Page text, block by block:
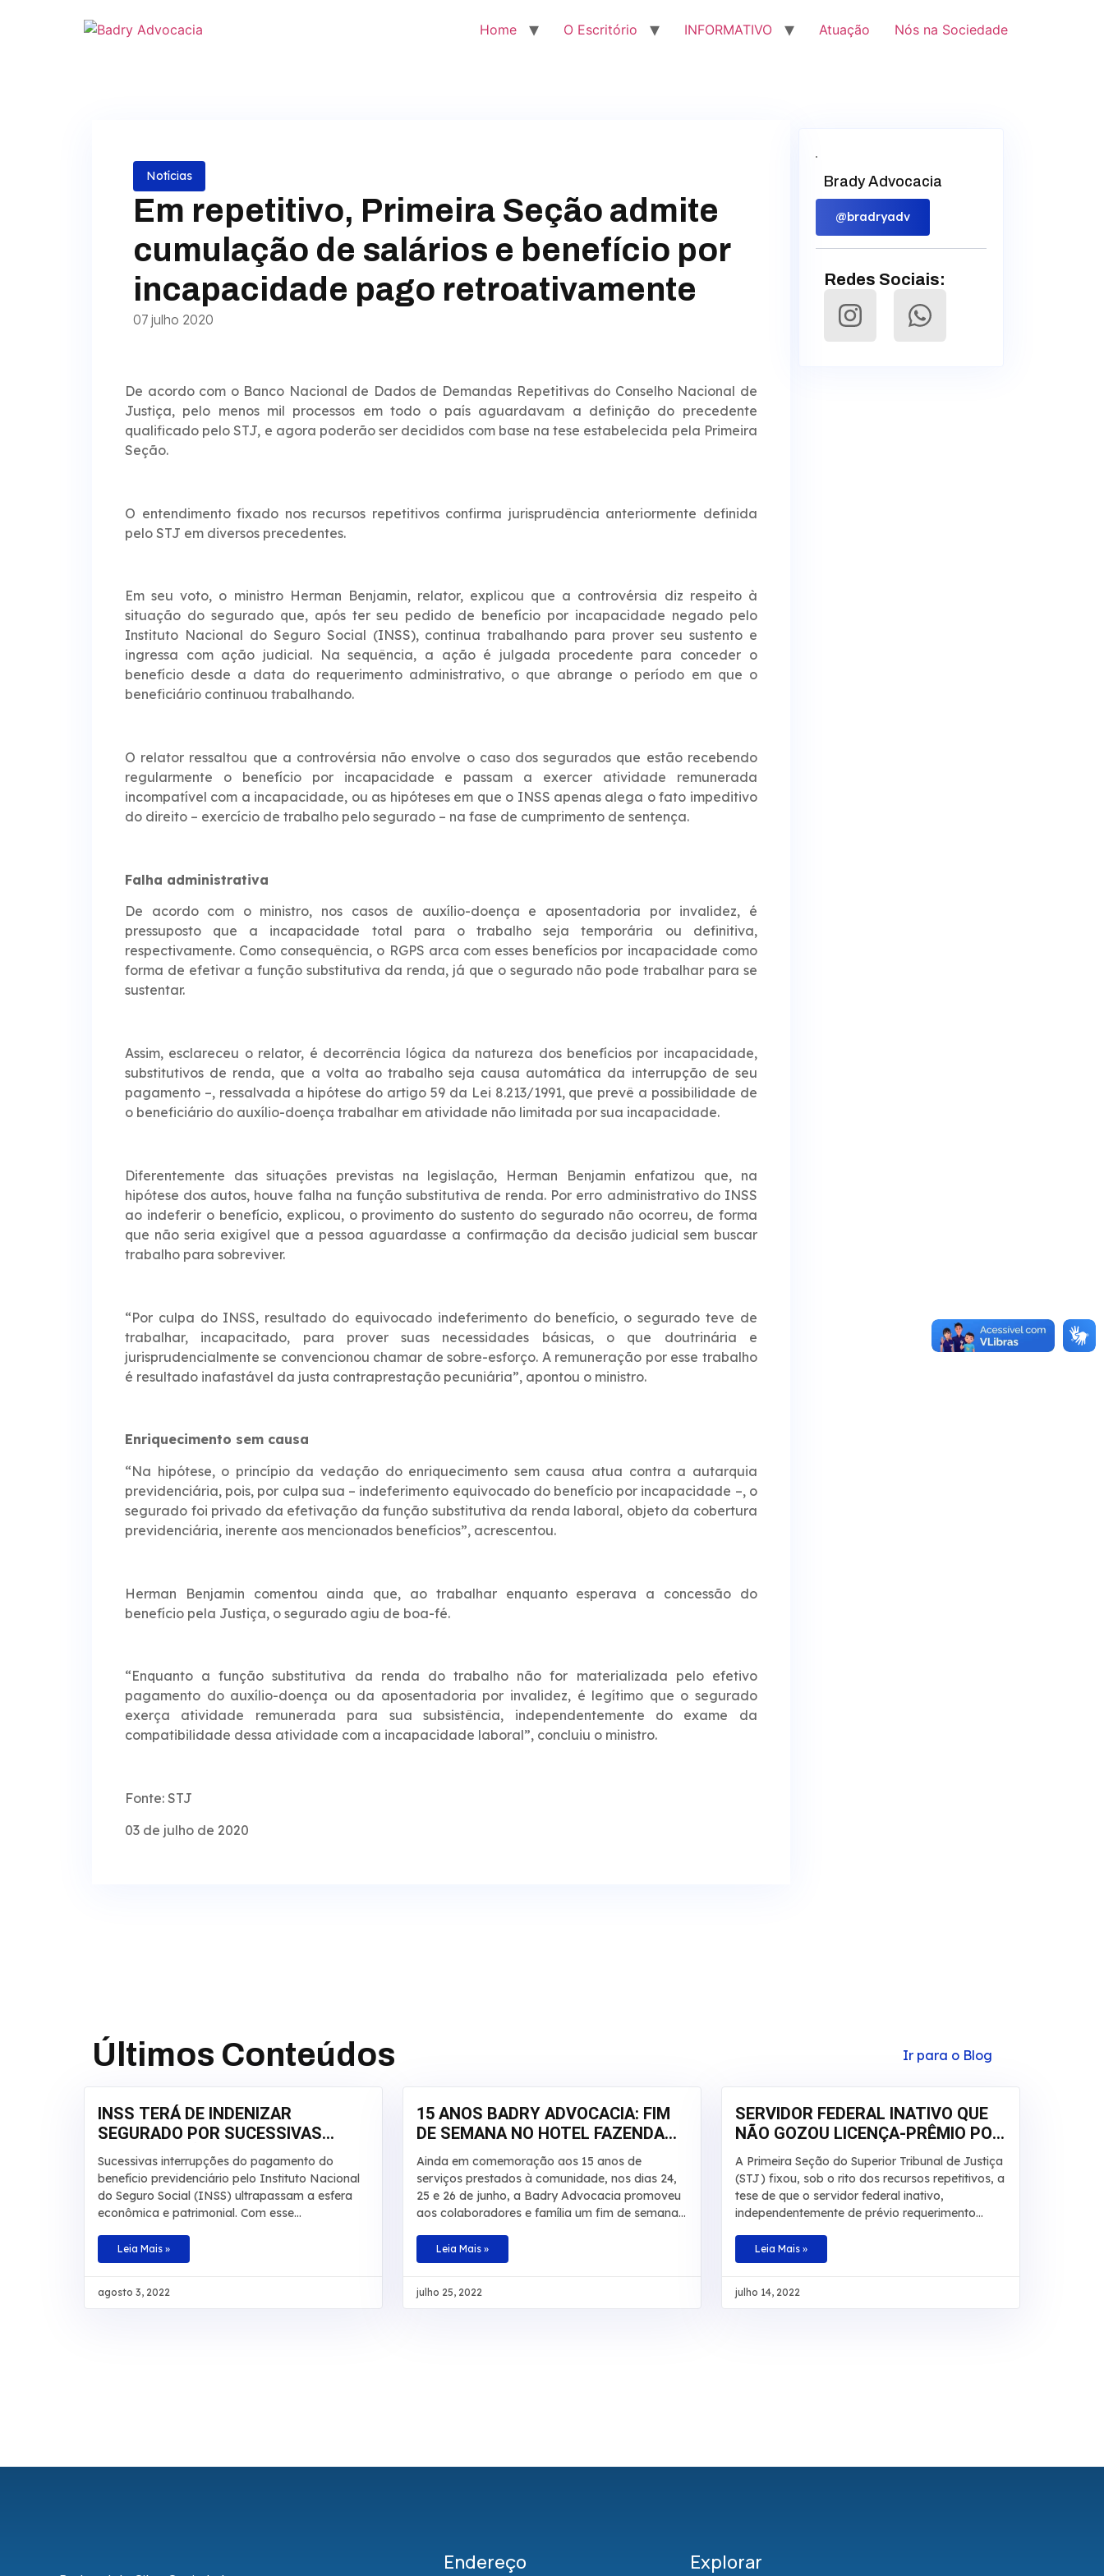
Home O Escritório INFORMATIVO Atuação Nós na Sociedade
Notícias
Em repetitivo, Primeira Seção admite
cumulação de salários e benefício por
incapacidade pago retroativamente
07 julho 2020
De acordo com o Banco Nacional de Dados de Demandas Repetitivas do Conselho Nacional de
Justiça, pelo menos mil processos em todo o país aguardavam a definição do precedente
qualificado pelo STJ, e agora poderão ser decididos com base na tese estabelecida pela Primeira
Seção.
O entendimento fixado nos recursos repetitivos confirma jurisprudência anteriormente definida
pelo STJ em diversos precedentes.
Em seu voto, o ministro Herman Benjamin, relator, explicou que a controvérsia diz respeito à
situação do segurado que, após ter seu pedido de benefício por incapacidade negado pelo
Instituto Nacional do Seguro Social (INSS), continua trabalhando para prover seu sustento e
ingressa com ação judicial. Na sequência, a ação é julgada procedente para conceder o
benefício desde a data do requerimento administrativo, o que abrange o período em que o
beneficiário continuou trabalhando.
O relator ressaltou que a controvérsia não envolve o caso dos segurados que estão recebendo
regularmente o benefício por incapacidade e passam a exercer atividade remunerada
incompatível com a incapacidade, ou as hipóteses em que o INSS apenas alega o fato impeditivo
do direito – exercício de trabalho pelo segurado – na fase de cumprimento de sentença.
Falha administrativa
De acordo com o ministro, nos casos de auxílio-doença e aposentadoria por invalidez, é
pressuposto que a incapacidade total para o trabalho seja temporária ou definitiva,
respectivamente. Como consequência, o RGPS arca com esses benefícios por incapacidade como
forma de efetivar a função substitutiva da renda, já que o segurado não pode trabalhar para se
sustentar.
Assim, esclareceu o relator, é decorrência lógica da natureza dos benefícios por incapacidade,
substitutivos de renda, que a volta ao trabalho seja causa automática da interrupção de seu
pagamento –, ressalvada a hipótese do artigo 59 da Lei 8.213/1991, que prevê a possibilidade de
o beneficiário do auxílio-doença trabalhar em atividade não limitada por sua incapacidade.
Diferentemente das situações previstas na legislação, Herman Benjamin enfatizou que, na
hipótese dos autos, houve falha na função substitutiva de renda. Por erro administrativo do INSS
ao indeferir o benefício, explicou, o provimento do sustento do segurado não ocorreu, de forma
que não seria exigível que a pessoa aguardasse a confirmação da decisão judicial sem buscar
trabalho para sobreviver.
“Por culpa do INSS, resultado do equivocado indeferimento do benefício, o segurado teve de
trabalhar, incapacitado, para prover suas necessidades básicas, o que doutrinária e
jurisprudencialmente se convencionou chamar de sobre-esforço. A remuneração por esse trabalho
é resultado inafastável da justa contraprestação pecuniária”, apontou o ministro.
Enriquecimento sem causa
“Na hipótese, o princípio da vedação do enriquecimento sem causa atua contra a autarquia
previdenciária, pois, por culpa sua – indeferimento equivocado do benefício por incapacidade –, o
segurado foi privado da efetivação da função substitutiva da renda laboral, objeto da cobertura
previdenciária, inerente aos mencionados benefícios”, acrescentou.
Herman Benjamin comentou ainda que, ao trabalhar enquanto esperava a concessão do
benefício pela Justiça, o segurado agiu de boa-fé.
“Enquanto a função substitutiva da renda do trabalho não for materializada pelo efetivo
pagamento do auxílio-doença ou da aposentadoria por invalidez, é legítimo que o segurado
exerça atividade remunerada para sua subsistência, independentemente do exame da
compatibilidade dessa atividade com a incapacidade laboral”, concluiu o ministro.
Fonte: STJ
03 de julho de 2020
Brady Advocacia
@bradryadv
Redes Sociais:
Últimos Conteúdos Ir para o Blog
INSS TERÁ DE INDENIZAR
SEGURADO POR SUCESSIVAS
INTERRUPÇÕES EM
APOSENTADORIA
Sucessivas interrupções do pagamento do
benefício previdenciário pelo Instituto Nacional
do Seguro Social (INSS) ultrapassam a esfera
econômica e patrimonial. Com esse
Federal da 3ª Região manteve, por
unanimidade, a condenação da autarquia por
paga a um segurado de R$ 20 mil para R$ 30
Leia Mais »
agosto 3, 2022
15 ANOS BADRY ADVOCACIA: FIM
DE SEMANA NO HOTEL FAZENDA
SALTO BANDEIRANTES
Ainda em comemoração aos 15 anos de
serviços prestados à comunidade, nos dias 24,
25 e 26 de junho, a Badry Advocacia promoveu
aos colaboradores e família um fim de semana
Fazenda Salto Bandeirantes, em Santa Fé,
Paraná. Na ocasião, haviam atividades para
pedalinho, caiaque, arborismo, escalada,
Leia Mais »
julho 25, 2022
SERVIDOR FEDERAL INATIVO QUE
NÃO GOZOU LICENÇA-PRÊMIO POR
QUALQUER MOTIVO DEVE RECEBER
EM DINHEIRO
A Primeira Seção do Superior Tribunal de Justiça
(STJ) fixou, sob o rito dos recursos repetitivos, a
tese de que o servidor federal inativo,
independentemente de prévio requerimento
dinheiro da licença-prêmio não usufruída
durante a atividade funcional nem contada em
enriquecimento ilícito do ente público. Baseado
Leia Mais »
julho 14, 2022
Endereço Explorar